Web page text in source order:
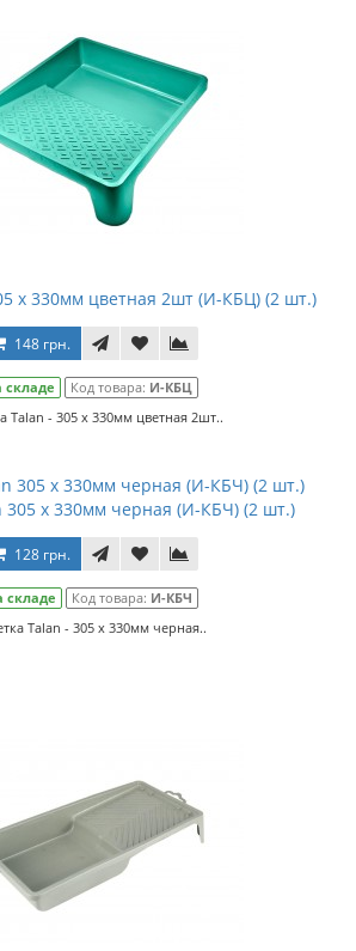
х 330мм цветная 2шт (И-КБЦ) (2 шт.)
148 грн.
складе Код товара: И-КБЦ
Talan - 305 х 330мм цветная 2шт..
305 х 330мм черная (И-КБЧ) (2 шт.)
128 грн.
складе Код товара: И-КБЧ
Talan - 305 х 330мм черная..